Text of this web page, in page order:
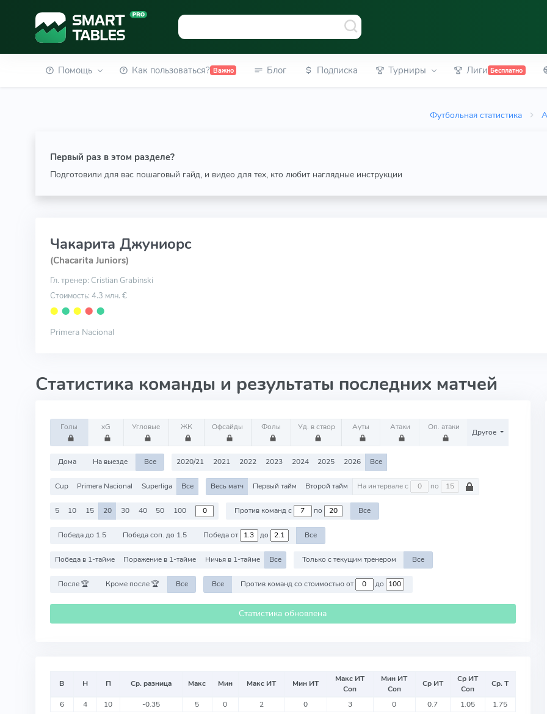
Помощь Как пользоваться? Важно Блог Подписка Турниры Лиги Бесплатно
Футбольная статистика
Первый раз в этом разделе?
Подготовили для вас пошаговый гайд, и видео для тех, кто любит наглядные инструкции
Чакарита Джуниорс
(Chacarita Juniors)
Гл. тренер: Cristian Grabinski
Стоимость: 4.3 млн. €
⬤ ⬤ ⬤ ⬤ ⬤
Primera Nacional
Статистика команды и результаты последних матчей
Голы xG Угловые ЖК Офсайды Фолы Уд. в створ Ауты Атаки Оп. атаки
Другое
Дома На выезде Все 2020/21 2021 2022 2023 2024 2025 2026 Все
Cup Primera Nacional Superliga Все Весь матч Первый тайм Второй тайм На интервале с по
5 10 15 20 30 40 50 100 Против команд с по Все
Победа до 1.5 Победа соп. до 1.5 Победа от до Все
Победа в 1-тайме Поражение в 1-тайме Ничья в 1-тайме Все Только с текущим тренером Все
После 🏆 Кроме после 🏆 Все Все Против команд со стоимостью от до
Статистика обновлена
В Н П Ср. разница Макс Мин Макс ИТ Мин ИТ
Макс ИТ
Соп
Мин ИТ
Соп
Ср ИТ
Ср ИТ
Соп
Ср. Т
6 4 10 -0.35 5 0 2 0 3 0 0.7 1.05 1.75